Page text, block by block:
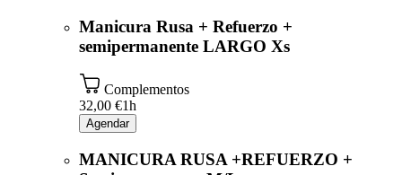
Manicura Rusa + Refuerzo +
semipermanente LARGO Xs
Complementos
32,00 €1h
Agendar
MANICURA RUSA +REFUERZO +